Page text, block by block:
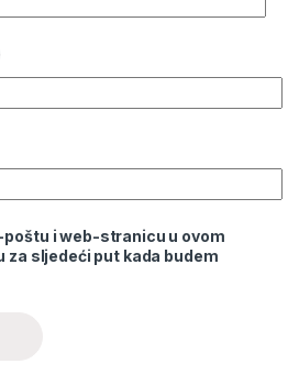
i web-stranicu u ovom
za sljedeći put kada budem